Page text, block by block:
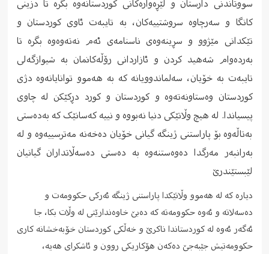
سووتاندنی دارستان و لێڕەوارەکانی کوردستانەوە بگرە تا دزینی
کانگا و سەرچاوە سروشتییەکان، بە تایبەت ئاوی کوردستان و
تێکدانی مێژوو و سڕینەوەی ناسنامەی ئەم نەتەوەوە بگرە تا
بەردەوام شەهید کردن و ئازاردانی رۆڵەکانمان بە شیوازگەلی
تایبەت بە خۆیان، سەلماندوویانە کە بە هەموو توانایانەوە دژی
کوردستان وەستاونەتەوە و کوردستان و کورد دڕکێکن لە چاوی
پیسیاندا. لە هیچ وڵاتێکی دنیا نەبووە و نییە کەسانێک کە بەدەستی
بەتاڵەوە بۆ پاراستنی ژینگە گیانی خۆیان دەخەنە مەترسییەوە و لە
بەرانبەر مەرگدا دەوەستنەوە بە دەستی دەسەڵاتداران گیانیان
لێبستێندرێ
دیارە کە لە هەموو وڵاتێکدا پاراستنی ژینگە ئەرکی حکوومەت و
دەسەلاتە و ئەوە حکوومەتە کە دەبێ خاوەندارێتی لە وڵات بکا، جا
ئەگەر ئەوە لە کوردستاندا ناکرێ و خەڵکی کوردستان خۆبەخشانە کاری
حکوومەتیش جێبەجێ دەکەن هۆکاریکی روون و ئاشکرای هەیە،